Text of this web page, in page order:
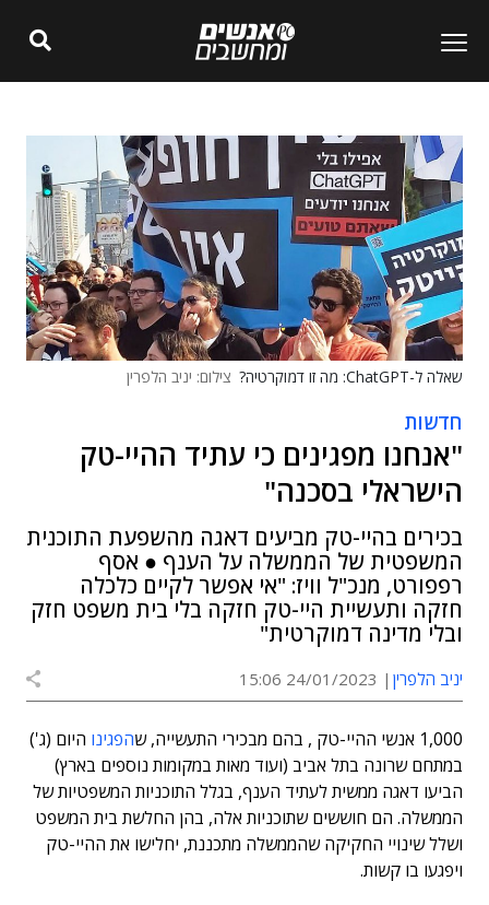
שאלה ל-ChatGPT: מה זו דמוקרטיה? צילום: יניב הלפרין
חדשות
"אנחנו מפגינים כי עתיד ההיי-טק
הישראלי בסכנה"
בכירים בהיי-טק מביעים דאגה מהשפעת התוכנית
המשפטית של הממשלה על הענף ● אסף
רפפורט, מנכ"ל וויז: "אי אפשר לקיים כלכלה
חזקה ותעשיית היי-טק חזקה בלי בית משפט חזק
ובלי מדינה דמוקרטית"
יניב הלפרין 24/01/2023 15:06
1,000 אנשי ההיי-טק , בהם מבכירי התעשייה, ש הפגינו היום (ג')
במתחם שרונה בתל אביב (ועוד מאות במקומות נוספים בארץ)
הביעו דאגה ממשית לעתיד הענף, בגלל התוכניות המשפטיות של
הממשלה. הם חוששים שתוכניות אלה, בהן החלשת בית המשפט
ושלל שינויי החקיקה שהממשלה מתכננת, יחלישו את ההיי-טק
ויפגעו בו קשות.